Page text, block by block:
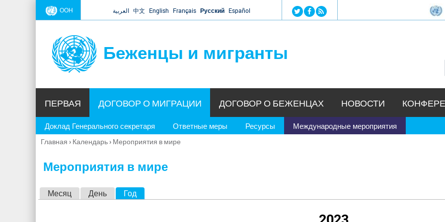
Jump to navigation
ООН العربية 中文 English Français Русский Español
Беженцы и мигранты
ПЕРВАЯ ДОГОВОР О МИГРАЦИИ
Доклад Генерального секретаря Ответные меры Ресурсы Международные мероприятия
ДОГОВОР О БЕЖЕНЦАХ НОВОСТИ
Вы
Главная › Календарь› Мероприятия в мире
Мероприятия в мире
Месяц День Год